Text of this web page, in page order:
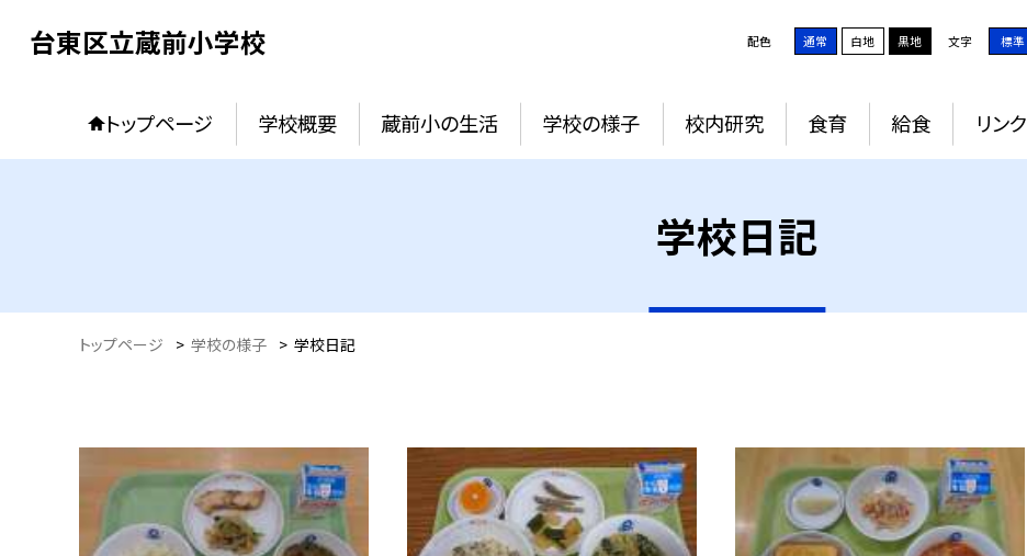
台東区立蔵前小学校 配色 通常 白地 黒地 文字 標準
トップページ 学校概要 蔵前小の生活 学校の様子 校内研究 食育 給食 リンク
学校日記
トップページ > 学校の様子 > 学校日記